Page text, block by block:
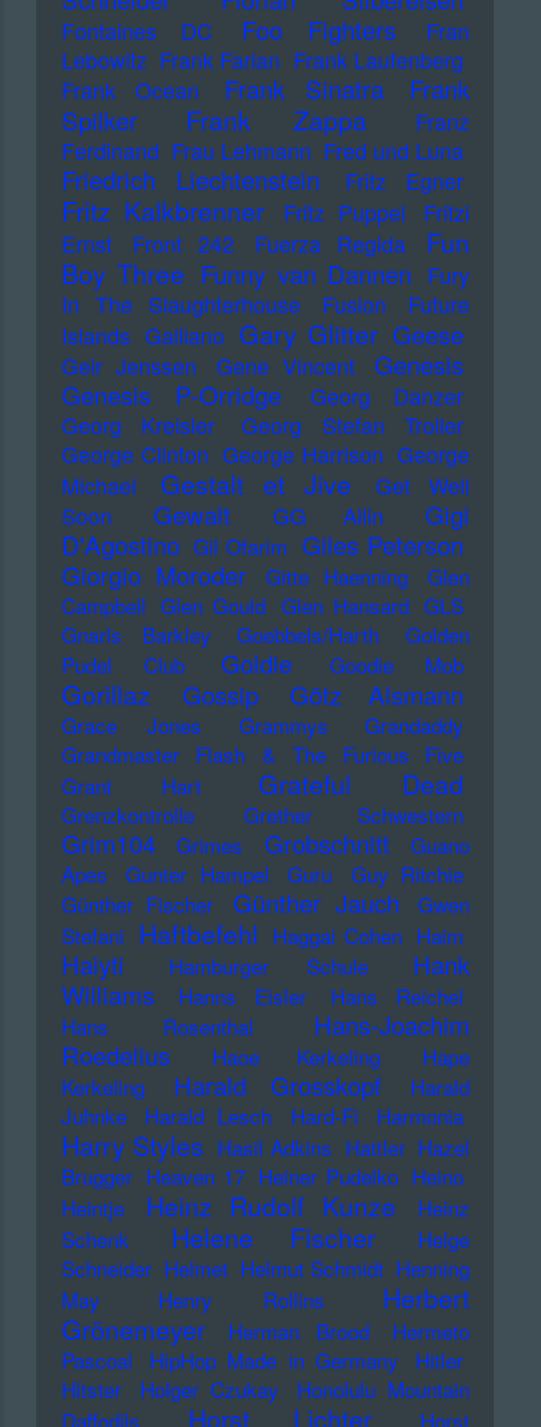
Fontaines DC Foo Fighters
Fran
Lebowitz Frank Farian Frank Laufenberg
Frank Ocean
Frank Sinatra
Frank
Spilker
Frank Zappa
Franz
Ferdinand Frau Lehmann Fred und Luna
Friedrich Liechtenstein Fritz Egner
Fritz Kalkbrenner Fritz Puppel
Fritzi
Ernst
Front 242 Fuerza Regida
Fun
Boy Three Funny van Dannen Fury
In The Slaughterhouse
Fusion
Future
Islands Galliano Gary Glitter Geese
Geir Jenssen Gene Vincent
Genesis
Genesis P-Orridge
Georg Danzer
Georg Kreisler
Georg Stefan Troller
George Clinton George Harrison George
Michael
Gestalt et Jive
Get Well
Soon
Gewalt GG Allin
Gigi
D'Agostino Gil Ofarim Giles Peterson
Giorgio Moroder
Gitte Haenning
Glen
Campbell Glen Gould Glen Hansard GLS
Gnarls Barkley
Goebbels/Harth
Golden
Pudel Club
Goldie Goodie Mob
Gorillaz Gossip Götz Alsmann
Grace Jones Grammys
Grandaddy
Grandmaster Flash & The Furious Five
Grant Hart
Grateful Dead
Grenzkontrolle Grether Schwestern
Grim104 Grimes Grobschnitt
Guano
Apes
Gunter Hampel Guru
Guy Ritchie
Günther Fischer
Günther Jauch
Gwen
Stefani Haftbefehl Haggai Cohen Haim
Haiyti Hamburger Schule
Hank
Williams
Hanns Eisler
Hans Reichel
Hans Rosenthal
Hans-Joachim
Roedelius
Haoe Kerkeling
Hape
Kerkeling
Harald Grosskopf
Harald
Juhnke
Harald Lesch Hard-Fi Harmonia
Harry Styles Hasil Adkins Hattler Hazel
Brugger Heaven 17 Heiner Pudelko Heino
Heintje
Heinz Rudolf Kunze
Heinz
Schenk
Helene Fischer
Helge
Schneider Helmet Helmut Schmidt Henning
May
Henry Rollins
Herbert
Grönemeyer
Herman Brood
Hermeto
Pascoal
HipHop Made in Germany
Hitler
Hitster
Holger Czukay
Honolulu Mountain
Daffodils
Horst Lichter Horst